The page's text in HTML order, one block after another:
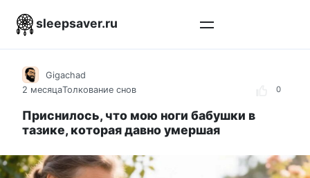
sleepsaver.ru
0
Gigachad
2 месяцаТолкование снов
Приснилось, что мою ноги бабушки в
тазике, которая давно умершая